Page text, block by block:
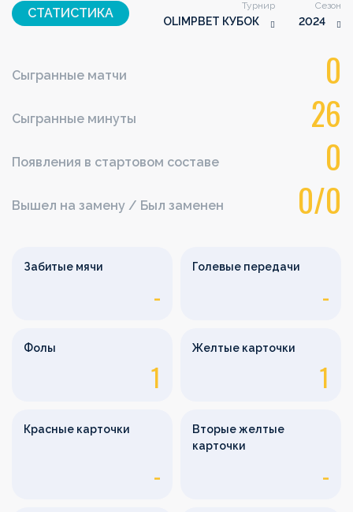
СТАТИСТИКА Турнир
OLIMPBET КУБОК
Сезон
2024
Сыгранные матчи 0
Сыгранные минуты 26
Появления в стартовом составе 0
Вышел на замену / Был заменен 0/0
Забитые мячи
-
Голевые передачи
-
Фолы
1
Желтые карточки
1
Красные карточки
-
Вторые желтые
карточки
-